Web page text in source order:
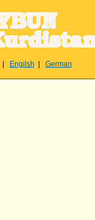
Engilsh German